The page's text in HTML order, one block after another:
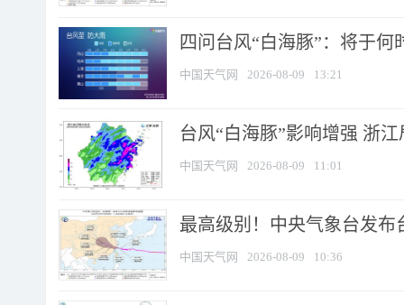
四问台风“白海豚”：将于
中国天气网 2026-08-09 13:21
台风“白海豚”影响增强 浙
中国天气网 2026-08-09 11:01
最高级别！中央气象台发布
中国天气网 2026-08-09 10:36